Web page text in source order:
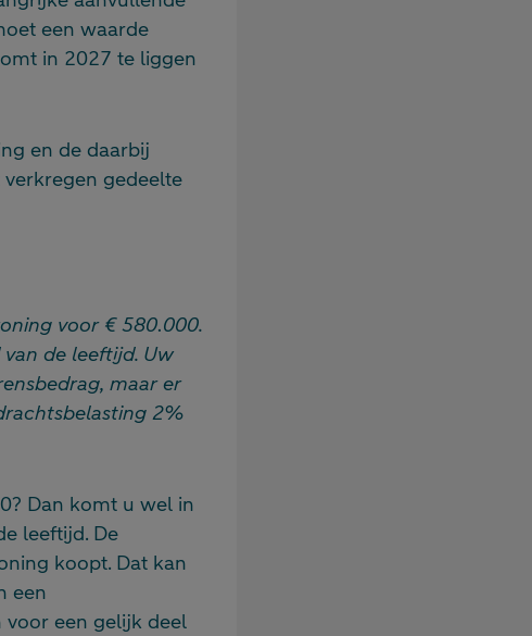
een waarde
in 2027 te liggen
en de daarbij
verkregen gedeelte
voor € 580.000.
de leeftijd. Uw
maar er
2%
Dan komt u wel in
leeftijd. De
koopt. Dat kan
een
voor een gelijk deel